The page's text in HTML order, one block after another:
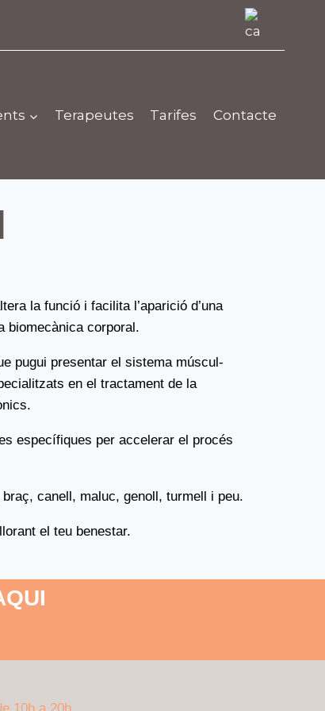
Terapeutes Tarifes Contacte
la funció i facilita l’aparició d’una
biomecànica corporal.
pugui presentar el sistema múscul-
en el tractament de la
específiques per accelerar el procés
canell, maluc, genoll, turmell i peu.
el teu benestar.